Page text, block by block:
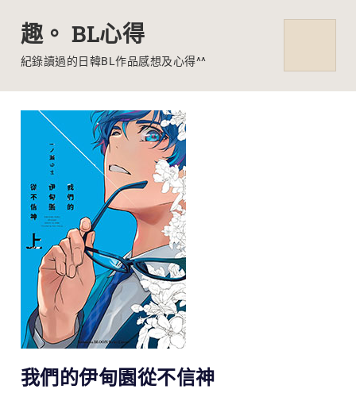
content
趣。 BL心得
紀錄讀過的日韓BL作品感想及心得^^
我們的伊甸園從不信神